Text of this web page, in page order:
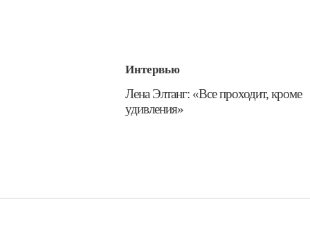
Интервью
​Лена Элтанг: «Все проходит, кроме
удивления»